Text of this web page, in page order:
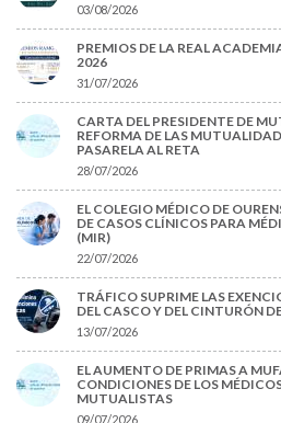
03/08/2026
PREMIOS DE LA REAL
2026
31/07/2026
CARTA DEL PRESIDENTE DE
REFORMA DE LAS
PASARELA AL RETA
28/07/2026
EL COLEGIO MÉDICO DE
DE CASOS CLÍNICOS PARA
(MIR)
22/07/2026
TRÁFICO SUPRIME LAS
DEL CASCO Y DEL CINTURÓN
13/07/2026
EL AUMENTO DE PRIMAS A
CONDICIONES DE LOS
MUTUALISTAS
09/07/2026